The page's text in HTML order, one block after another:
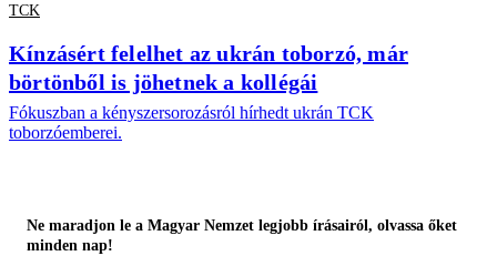
TCK
Kínzásért felelhet az ukrán toborzó, már
börtönből is jöhetnek a kollégái
Fókuszban a kényszersorozásról hírhedt ukrán TCK
toborzóemberei.
Ne maradjon le a Magyar Nemzet legjobb írásairól, olvassa őket
minden nap!